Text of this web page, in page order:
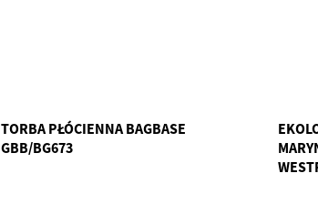
TORBA PŁÓCIENNA BAGBASE
GBB/BG673